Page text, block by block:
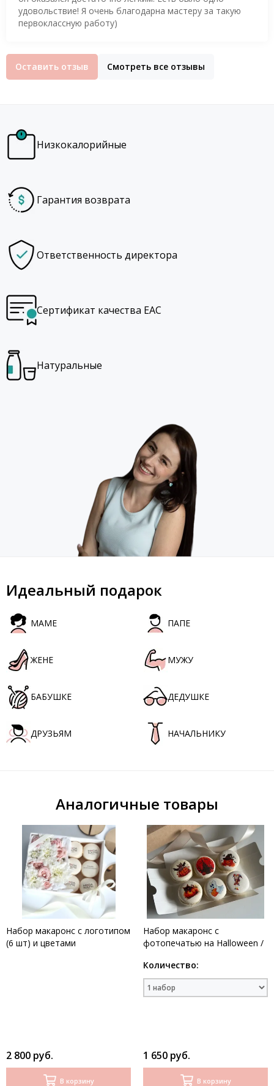
удовольствие! Я очень благодарна мастеру за такую
первоклассную работу)
Оставить отзыв Смотреть все отзывы
Низкокалорийные
Гарантия возврата
Ответственность директора
Сертификат качества EAC
Натуральные
Идеальный подарок
МАМЕ ПАПЕ
ЖЕНЕ МУЖУ
БАБУШКЕ ДЕДУШКЕ
ДРУЗЬЯМ НАЧАЛЬНИКУ
Аналогичные товары
Набор макаронс с логотипом
(6 шт) и цветами
2 800 руб.
В корзину
Набор макаронс с
фотопечатью на Halloween /
Количество:
1 650 руб.
В корзину